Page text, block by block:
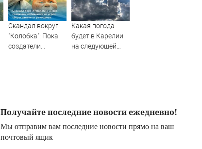
Скандал вокруг
"Колобка": Пока
создатели
Какая погода
будет в Карелии
на следующей
Получайте последние новости ежедневно!
Мы отправим вам последние новости прямо на ваш
почтовый ящик